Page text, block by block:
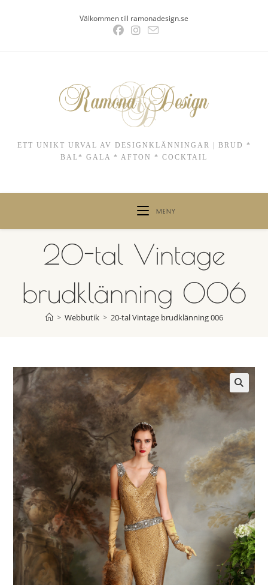
Välkommen till ramonadesign.se
ETT UNIKT URVAL AV DESIGNKLÄNNINGAR | BRUD *
BAL* GALA * AFTON * COCKTAIL
MENY
20-tal Vintage
brudklänning 006
> Webbutik > 20-tal Vintage brudklänning 006